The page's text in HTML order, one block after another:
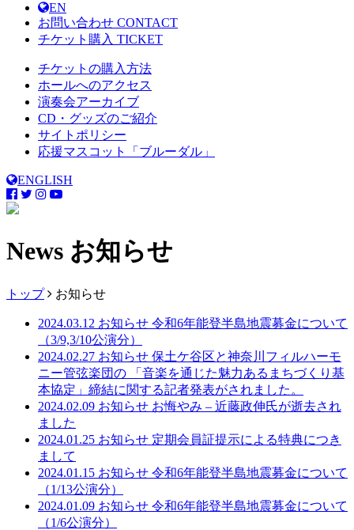
EN
お問い合わせ CONTACT
チケット購入 TICKET
チケットの購入方法
ホールへのアクセス
演奏会アーカイブ
CD・グッズのご紹介
サイトポリシー
応援マスコット「ブルーダル」
ENGLISH
News お知らせ
トップ お知らせ
2024.03.12 お知らせ 令和6年能登半島地震募金について
（3/9,3/10公演分）
2024.02.27 お知らせ 保土ケ谷区と神奈川フィルハーモ
ニー管弦楽団の 「音楽を通じた魅力あるまちづくり基
本協定」締結に関する記者発表がされました。
2024.02.09 お知らせ お悔やみ – 近藤政伸氏が逝去され
ました
2024.01.25 お知らせ 定期会員証提示による特典につき
まして
2024.01.15 お知らせ 令和6年能登半島地震募金について
（1/13公演分）
2024.01.09 お知らせ 令和6年能登半島地震募金について
（1/6公演分）